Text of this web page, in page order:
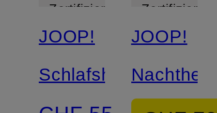
Zertifiziert
JOOP!
Schlafshirt
Zertifiziert
JOOP!